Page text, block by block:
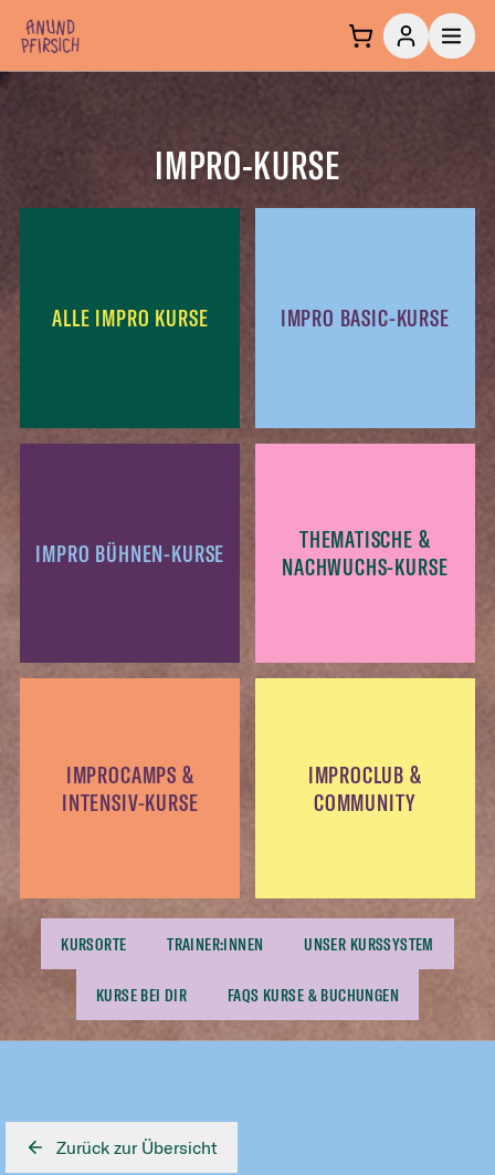
Zum Inhalt springen
IMPRO-KURSE
ALLE IMPRO KURSE IMPRO BASIC-KURSE
IMPRO BÜHNEN-KURSE
THEMATISCHE &
NACHWUCHS-KURSE
IMPROCAMPS &
INTENSIV-KURSE
IMPROCLUB &
COMMUNITY
KURSORTE TRAINER:INNEN UNSER KURSSYSTEM
KURSE BEI DIR FAQS KURSE & BUCHUNGEN
Zurück zur Übersicht